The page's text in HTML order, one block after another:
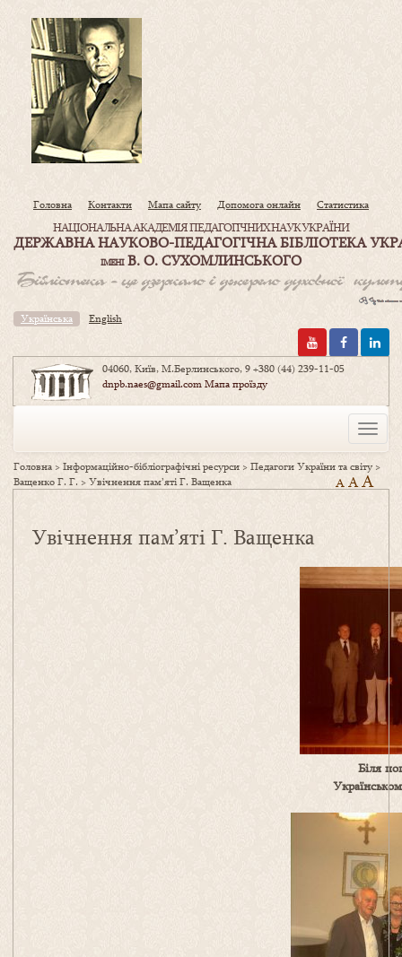
Головна Контакти Мапа сайту Допомога онлайн Статистика
НАЦІОНАЛЬНА АКАДЕМІЯ ПЕДАГОГІЧНИХ НАУК УКРАЇНИ
ДЕРЖАВНА НАУКОВО-ПЕДАГОГІЧНА БІБЛІОТЕКА
ІМЕНІВ. О. СУХОМЛИНСЬКОГО
Українська English
04060, Київ, М.Берлинського, 9+380 (44) 239-11-05
dnpb.naes@gmail.comМапа проїзду
Toggle
Головна >Інформаційно-бібліографічні ресурси >Педагоги України та світу>
Ващенко Г. Г. >Увічнення пам’яті Г. Ващенка A AA
Увічнення пам’яті Г. Ващенка
Біля